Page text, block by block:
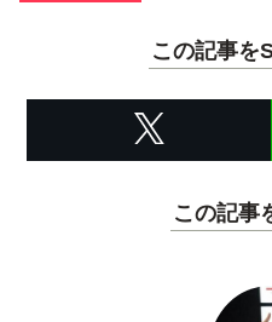
この記事を
この記事